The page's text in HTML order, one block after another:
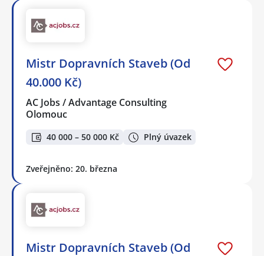
Mistr Dopravních Staveb (Od
40.000 Kč)
AC Jobs / Advantage Consulting
Olomouc
40 000 – 50 000 Kč Plný úvazek
Zveřejněno: 20. března
Mistr Dopravních Staveb (Od